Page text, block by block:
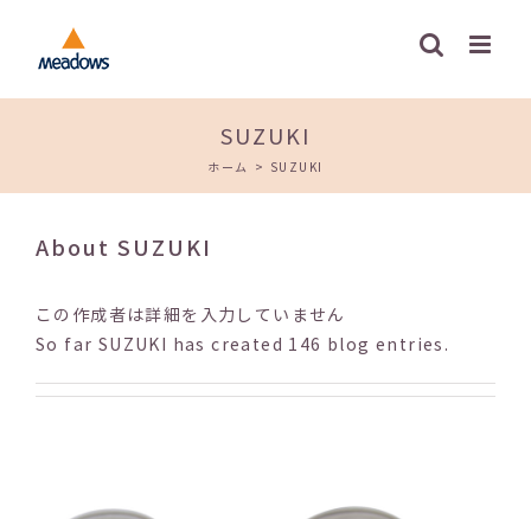
content
SUZUKI
ホーム > SUZUKI
About SUZUKI
この作成者は詳細を入力していません
So far SUZUKI has created 146 blog entries.